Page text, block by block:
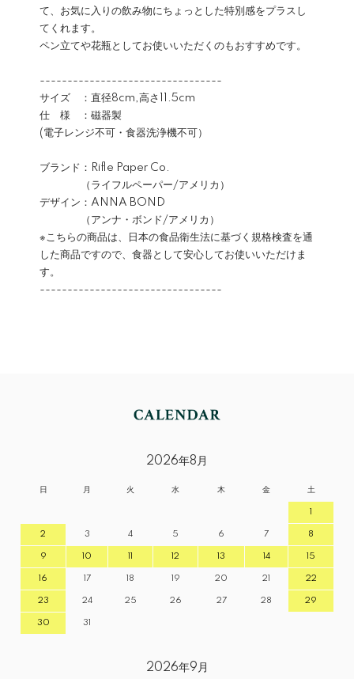
て、お気に入りの飲み物にちょっとした特別感をプラスし
てくれます。
ペン立てや花瓶としてお使いいただくのもおすすめです。
---------------------------------
サイズ ：直径8cm,高さ11.5cm
仕 様 ：磁器製
(電子レンジ不可・食器洗浄機不可）
ブランド：Rifle Paper Co.
（ライフルペーパー/アメリカ）
デザイン：ANNA BOND
（アンナ・ボンド/アメリカ）
※こちらの商品は、日本の食品衛生法に基づく規格検査を通
した商品ですので、食器として安心してお使いいただけま
す。
---------------------------------
2026年8月
日 月 火 水 木 金 土
1
2 3 4 5 6 7 8
9 10 11 12 13 14 15
16 17 18 19 20 21 22
23 24 25 26 27 28 29
30 31
2026年9月